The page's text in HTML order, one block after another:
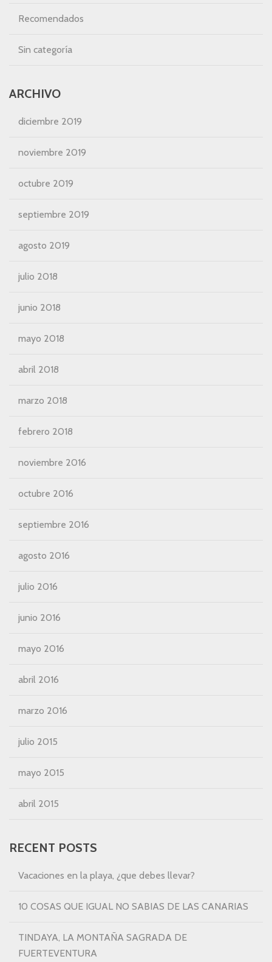
Recomendados
Sin categoría
ARCHIVO
diciembre 2019
noviembre 2019
octubre 2019
septiembre 2019
agosto 2019
julio 2018
junio 2018
mayo 2018
abril 2018
marzo 2018
febrero 2018
noviembre 2016
octubre 2016
septiembre 2016
agosto 2016
julio 2016
junio 2016
mayo 2016
abril 2016
marzo 2016
julio 2015
mayo 2015
abril 2015
RECENT POSTS
Vacaciones en la playa, ¿que debes llevar?
10 COSAS QUE IGUAL NO SABIAS DE LAS CANARIAS
TINDAYA, LA MONTAÑA SAGRADA DE
FUERTEVENTURA